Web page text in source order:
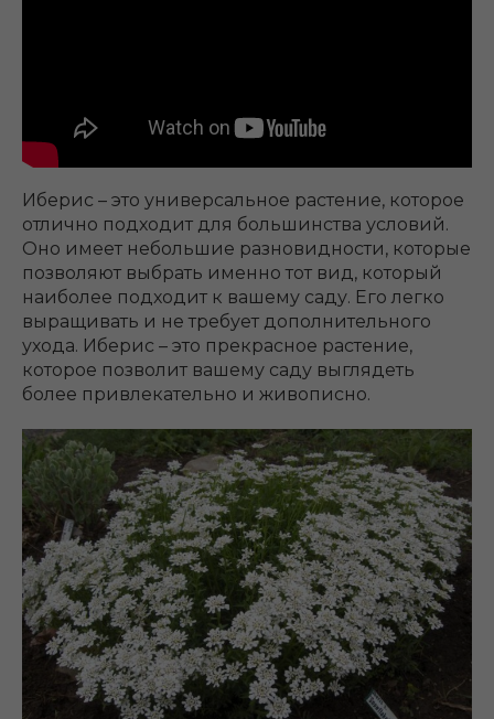
Иберис – это универсальное растение, которое
отлично подходит для большинства условий.
Оно имеет небольшие разновидности, которые
позволяют выбрать именно тот вид, который
наиболее подходит к вашему саду. Его легко
выращивать и не требует дополнительного
ухода. Иберис – это прекрасное растение,
которое позволит вашему саду выглядеть
более привлекательно и живописно.